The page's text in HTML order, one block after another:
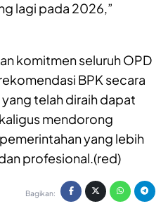
lagi pada 2026,”
komitmen seluruh OPD
BPK secara
telah diraih dapat
mendorong
yang lebih
profesional.(red)
Bagikan: